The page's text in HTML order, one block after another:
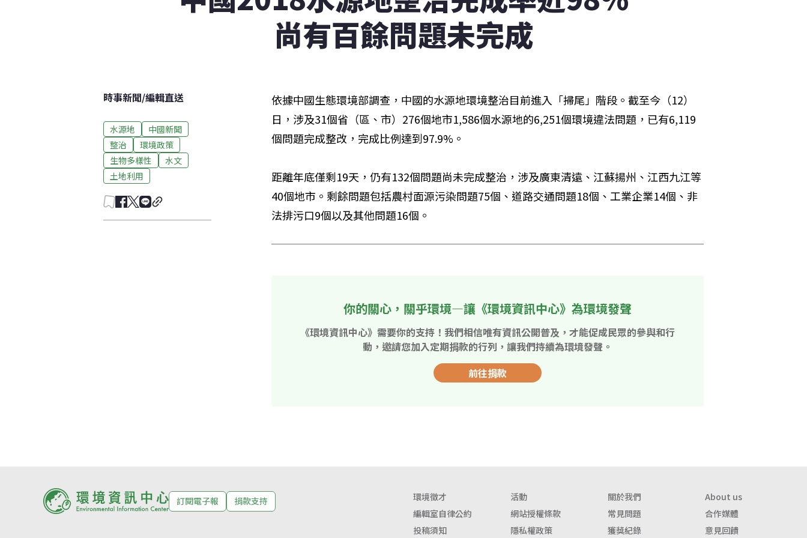
尚有百餘問題未完成
時事新聞/編輯直送
水源地
中國新聞
整治
環境政策
生物多樣性
水文
土地利用
依據中國生態環境部調查，中國的水源地環境整治目前進入「掃尾」階段。截至今（12）
日，涉及31個省（區、市）276個地市1,586個水源地的6,251個環境違法問題，已有6,119
個問題完成整改，完成比例達到97.9%。
距離年底僅剩19天，仍有132個問題尚未完成整治，涉及廣東清遠、江蘇揚州、江西九江等
40個地市。剩餘問題包括農村面源污染問題75個、道路交通問題18個、工業企業14個、非
法排污口9個以及其他問題16個。
你的關心，關乎環境—讓《環境資訊中心》為環境發聲
《環境資訊中心》需要你的支持！我們相信唯有資訊公開普及，才能促成民眾的參與和行
動，邀請您加入定期捐款的行列，讓我們持續為環境發聲。
前往捐款
訂閱電子報 捐款支持 環境徵才 活動 關於我們
About us
編輯室自律公約
網站授權條款 常見問題
合作媒體
投稿須知
隱私權政策 獲獎紀錄 意見回饋